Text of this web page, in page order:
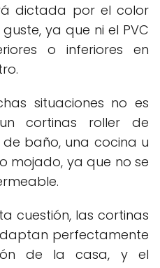
dictada por el color
ya que ni el PVC
o inferiores en
situaciones no es
cortinas roller de
baño, una cocina u
mojado, ya que no se
cuestión, las cortinas
perfectamente
de la casa, y el